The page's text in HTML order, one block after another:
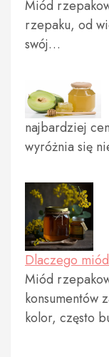
Miód
rzepaku, od
swój…
najbardziej
wyróżnia się
Dlaczego
Miód
konsumentów
kolor, często